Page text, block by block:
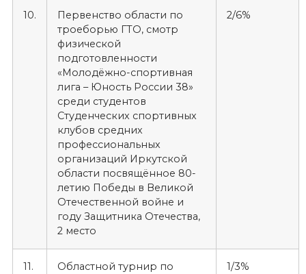
10.
Первенство области по
троеборью ГТО, смотр
физической
подготовленности
«Молодёжно-спортивная
лига – Юность России 38»
среди студентов
Студенческих спортивных
клубов средних
профессиональных
организаций Иркутской
области посвящённое 80-
летию Победы в Великой
Отечественной войне и
году Защитника Отечества,
2 место
2/6%
11.
Областной турнир по
1/3%